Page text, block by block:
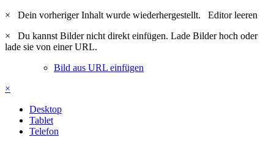
×
Dein vorheriger Inhalt wurde wiederhergestellt. Editor leeren
×
Du kannst Bilder nicht direkt einfügen. Lade Bilder hoch oder
lade sie von einer URL.
Bild aus URL einfügen
×
Desktop
Tablet
Telefon